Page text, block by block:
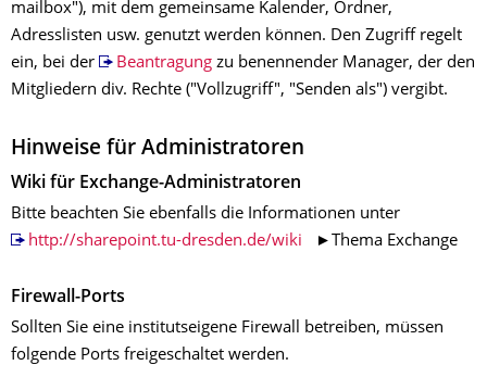
mailbox"), mit dem gemeinsame Kalender, Ordner,
Adresslisten usw. genutzt werden können. Den Zugriff regelt
ein, bei der
Beantragung zu benennender Manager, der den
Mitgliedern div. Rechte ("Vollzugriff", "Senden als") vergibt.
Hinweise für Administratoren
Wiki für Exchange-Administratoren
Bitte beachten Sie ebenfalls die Informationen unter
http://sharepoint.tu-dresden.de/wiki ►Thema Exchange
Firewall-Ports
Sollten Sie eine institutseigene Firewall betreiben, müssen
folgende Ports freigeschaltet werden.